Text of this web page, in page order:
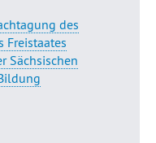
des
Freistaates
Sächsischen